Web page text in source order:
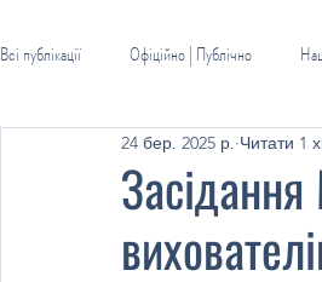
Всі публікації Офіційно | Публічно
Шкільна бібліотека Практичний
24 бер. 2025 р. Читати 1